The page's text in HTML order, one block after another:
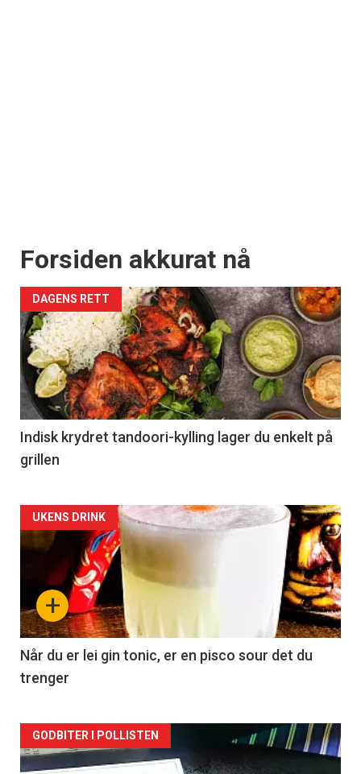
Forsiden akkurat nå
DAGENS RETT
Indisk krydret tandoori-kylling lager du enkelt på
grillen
Forsiden
akkurat
nå
-
2
+
UKENS DRINK
Når du er lei gin tonic, er en pisco sour det du
trenger
Forsiden
GODBITER I POLLISTEN